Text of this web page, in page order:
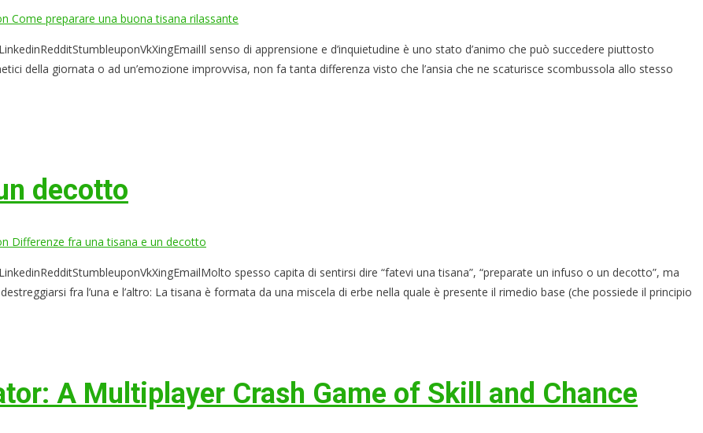
Come preparare una buona tisana rilassante
senso di apprensione e d’inquietudine è uno stato d’animo che può succedere piuttosto
della giornata o ad un’emozione improvvisa, non fa tanta differenza visto che l’ansia che ne scaturisce scombussola allo stesso
decotto
Differenze fra una tisana e un decotto
spesso capita di sentirsi dire “fatevi una tisana”, “preparate un infuso o un decotto”, ma
fra l’una e l’altro: La tisana è formata da una miscela di erbe nella quale è presente il rimedio base (che possiede il principio
A Multiplayer Crash Game of Skill and Chance